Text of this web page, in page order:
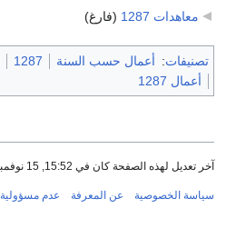
معاهدات 1287 (فارغ)
تصنيفات: أعمال حسب السنة 1287
أعمال 1287
آخر تعديل لهذه الصفحة كان في 15:52, 15 نوفمبر 2013.
سياسة الخصوصية عن المعرفة عدم مسؤولية